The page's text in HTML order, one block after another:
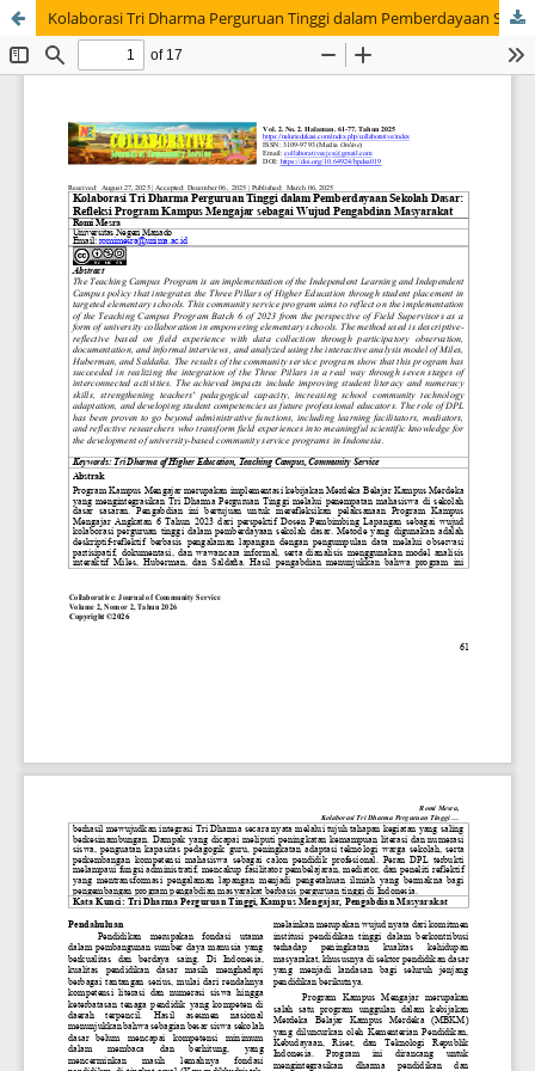
Kolaborasi Tri Dharma Perguruan Tinggi dalam Pemberdayaan Sekolah Dasar: Refleksi Program Kampus Mengajar sebagai Wujud Pengabdian Masyarakat